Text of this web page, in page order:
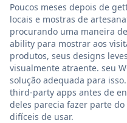
Poucos meses depois de
locais e mostras de
procurando uma maneira
ability para mostrar aos
produtos, seus designs
visualmente atraente. seu
solução adequada para
third-party apps antes de
deles parecia fazer parte
difíceis de usar.